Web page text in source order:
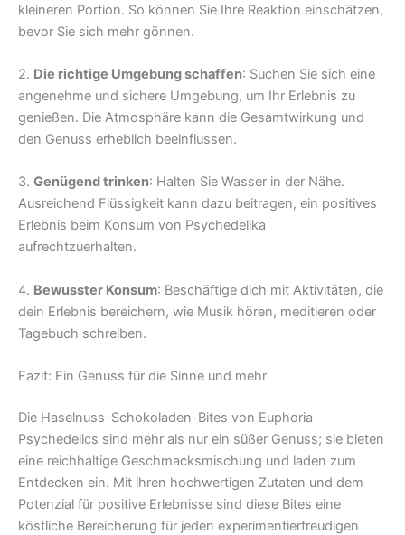
kleineren Portion. So können Sie Ihre Reaktion einschätzen,
bevor Sie sich mehr gönnen.
2. Die richtige Umgebung schaffen: Suchen Sie sich eine
angenehme und sichere Umgebung, um Ihr Erlebnis zu
genießen. Die Atmosphäre kann die Gesamtwirkung und
den Genuss erheblich beeinflussen.
3. Genügend trinken: Halten Sie Wasser in der Nähe.
Ausreichend Flüssigkeit kann dazu beitragen, ein positives
Erlebnis beim Konsum von Psychedelika
aufrechtzuerhalten.
4. Bewusster Konsum: Beschäftige dich mit Aktivitäten, die
dein Erlebnis bereichern, wie Musik hören, meditieren oder
Tagebuch schreiben.
Fazit: Ein Genuss für die Sinne und mehr
Die Haselnuss-Schokoladen-Bites von Euphoria
Psychedelics sind mehr als nur ein süßer Genuss; sie bieten
eine reichhaltige Geschmacksmischung und laden zum
Entdecken ein. Mit ihren hochwertigen Zutaten und dem
Potenzial für positive Erlebnisse sind diese Bites eine
köstliche Bereicherung für jeden experimentierfreudigen